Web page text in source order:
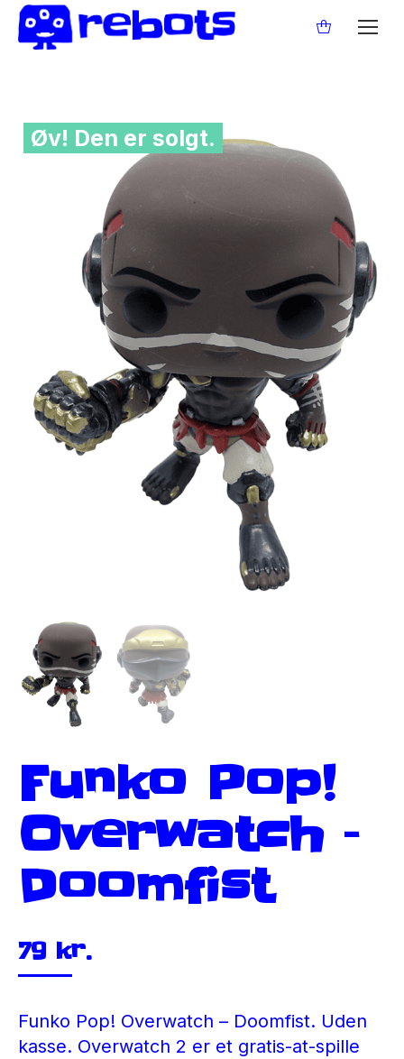
Øv! Den er solgt.
Funko Pop!
Overwatch –
Doomfist
79 kr.
Funko Pop! Overwatch – Doomfist. Uden
kasse. Overwatch 2 er et gratis-at-spille